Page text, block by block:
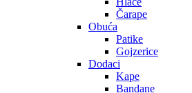
Čarape
Obuća
Patike
Gojzerice
Dodaci
Kape
Bandane